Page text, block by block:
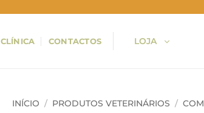
CLÍNICA CONTACTOS LOJA
INÍCIO / PRODUTOS VETERINÁRIOS /